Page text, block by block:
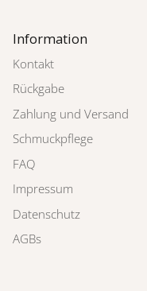
Information
Kontakt
Rückgabe
Zahlung und Versand
Schmuckpflege
FAQ
Impressum
Datenschutz
AGBs